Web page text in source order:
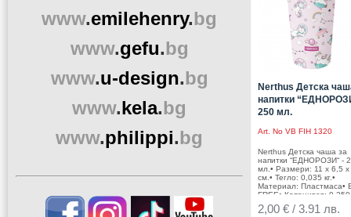
Nerthus Детска
напитки
250 мл.
Art. No VB FIH 1320
Nerthus Детска чаша за
напитки “ЕДНОРОЗИ“ -
мл.• Размери: 11 х 6,5
см.• Тегло: 0,035 кг.•
Материал: Пластмаса•
FREE• Капацитет: 0,250
л.Производител: Vin
Bouquet, Испания
2,00 € / 3.91 лв.
www.emilehenry.bg
www.gefu.bg
www.u-design.bg
www.kela.bg
www.philippi.bg